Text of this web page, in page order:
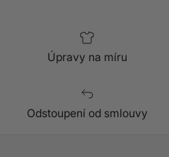
Úpravy na míru
Odstoupení od smlouvy